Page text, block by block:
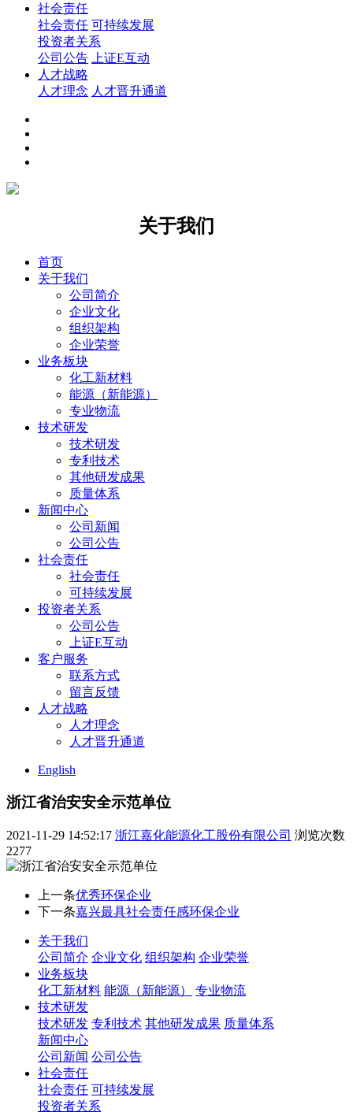
社会责任
社会责任 可持续发展
投资者关系
公司公告 上证E互动
人才战略
人才理念 人才晋升通道
关于我们
首页
关于我们
公司简介
企业文化
组织架构
企业荣誉
业务板块
化工新材料
能源（新能源）
专业物流
技术研发
技术研发
专利技术
其他研发成果
质量体系
新闻中心
公司新闻
公司公告
社会责任
社会责任
可持续发展
投资者关系
公司公告
上证E互动
客户服务
联系方式
留言反馈
人才战略
人才理念
人才晋升通道
English
浙江省治安安全示范单位
2021-11-29 14:52:17 浙江嘉化能源化工股份有限公司 浏览次数
2277
上一条优秀环保企业
下一条嘉兴最具社会责任感环保企业
关于我们
公司简介 企业文化 组织架构 企业荣誉
业务板块
化工新材料 能源（新能源）
专业物流
技术研发
技术研发 专利技术 其他研发成果 质量体系
新闻中心
公司新闻 公司公告
社会责任
社会责任 可持续发展
投资者关系